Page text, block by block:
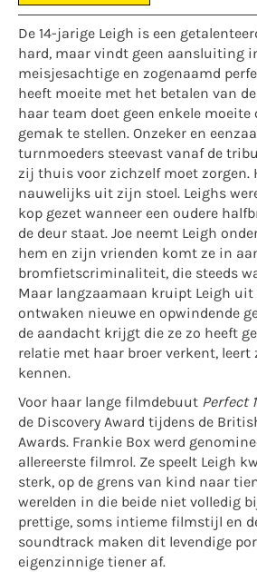
De 14-jarige Leigh is een
hard, maar vindt geen aansluiting
meisjesachtige en zogenaamd
heeft moeite met het betalen van
haar team doet geen enkele moeite
gemak te stellen. Onzeker en
turnmoeders steevast vanaf de
zij thuis voor zichzelf moet zorgen.
nauwelijks uit zijn stoel. Leighs
kop gezet wanneer een oudere
de deur staat. Joe neemt Leigh
hem en zijn vrienden komt ze in
bromfietscriminaliteit, die steeds
Maar langzaamaan kruipt Leigh uit
ontwaken nieuwe en opwindende
de aandacht krijgt die ze zo heeft
relatie met haar broer verkent, leert
kennen.
Voor haar lange filmdebuut Perfect
de Discovery Award tijdens de
Awards. Frankie Box werd
allereerste filmrol. Ze speelt Leigh
sterk, op de grens van kind naar
werelden in die beide niet volledig
prettige, soms intieme filmstijl en
soundtrack maken dit levendige
eigenzinnige tiener af.